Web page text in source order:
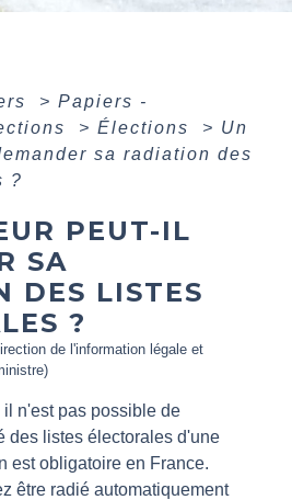
> Papiers -
> Élections > Un
sa radiation des
?
PEUT-IL
SA
DES LISTES
?
de l'information légale et
n'est pas possible de
des listes électorales d'une
est obligatoire en France.
être radié automatiquement